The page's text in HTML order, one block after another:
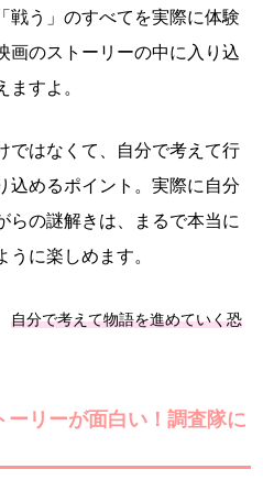
戦う」のすべてを実際に体験
画のストーリーの中に入り込
ますよ。
ではなくて、自分で考えて行
込めるポイント。実際に自分
らの謎解きは、まるで本当に
に楽しめます。
自分で考えて物語を進めていく恐
リーが面白い！調査隊に